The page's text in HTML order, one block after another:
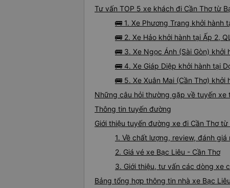
Tư vấn TOP 5 xe khách đi Cần Thơ từ
🚌 1. Xe Phương Trang khởi hành
🚌 2. Xe Hảo khởi hành tại Ấp 2,
🚌 3. Xe Ngọc Ánh (Sài Gòn) khởi
🚌 4. Xe Giáp Diệp khởi hành tại
🚌 5. Xe Xuân Mai (Cần Thơ) khởi
Những câu hỏi thường gặp về tuyến xe
Thông tin tuyến đường
Giới thiệu tuyến đường xe đi Cần Thơ từ
1. Về chất lượng, review, đánh
2. Giá vé xe Bạc Liêu - Cần Thơ
3. Giới thiệu, tư vấn các dòng xe
Bảng tổng hợp thông tin nhà xe Bạc Liêu